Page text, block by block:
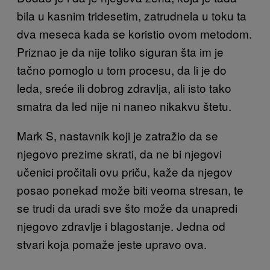
bila u kasnim tridesetim, zatrudnela u toku ta
dva meseca kada se koristio ovom metodom.
Priznao je da nije toliko siguran šta im je
tačno pomoglo u tom procesu, da li je do
leda, sreće ili dobrog zdravlja, ali isto tako
smatra da led nije ni naneo nikakvu štetu.
Mark S, nastavnik koji je zatražio da se
njegovo prezime skrati, da ne bi njegovi
učenici pročitali ovu priču, kaže da njegov
posao ponekad može biti veoma stresan, te
se trudi da uradi sve što može da unapredi
njegovo zdravlje i blagostanje. Jedna od
stvari koja pomaže jeste upravo ova.